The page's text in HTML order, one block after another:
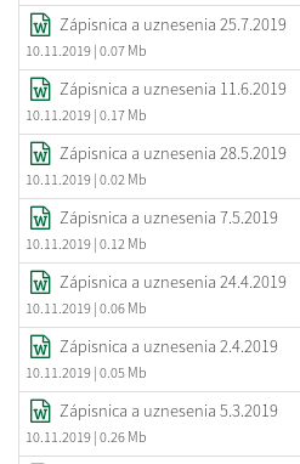
Zápisnica a uznesenia 25.7.2019
10.11.2019 | 0.07 Mb
Zápisnica a uznesenia 11.6.2019
10.11.2019 | 0.17 Mb
Zápisnica a uznesenia 28.5.2019
10.11.2019 | 0.02 Mb
Zápisnica a uznesenia 7.5.2019
10.11.2019 | 0.12 Mb
Zápisnica a uznesenia 24.4.2019
10.11.2019 | 0.06 Mb
Zápisnica a uznesenia 2.4.2019
10.11.2019 | 0.05 Mb
Zápisnica a uznesenia 5.3.2019
10.11.2019 | 0.26 Mb